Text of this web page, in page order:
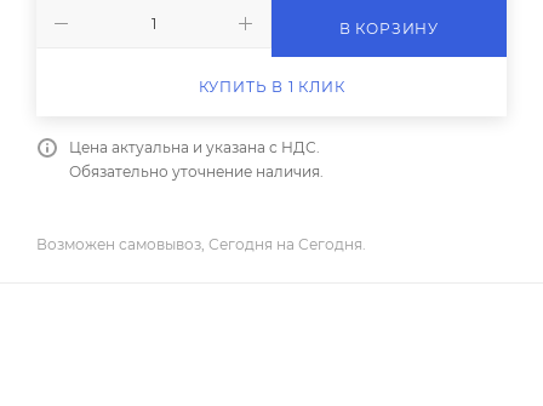
В КОРЗИНУ
КУПИТЬ В 1 КЛИК
Цена актуальна и указана с НДС.
Обязательно уточнение наличия.
Возможен самовывоз, Сегодня на Сегодня.